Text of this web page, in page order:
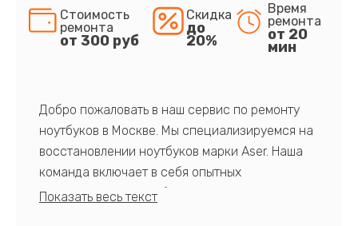
Стоимость
ремонта
от 300 руб
Скидка
до
20%
Время
ремонта
от 20
мин
Добро пожаловать в наш сервис по ремонту
ноутбуков в Москве. Мы специализируемся на
восстановлении ноутбуков марки Aser. Наша
команда включает в себя опытных
профессионалов с обширными знаниями и